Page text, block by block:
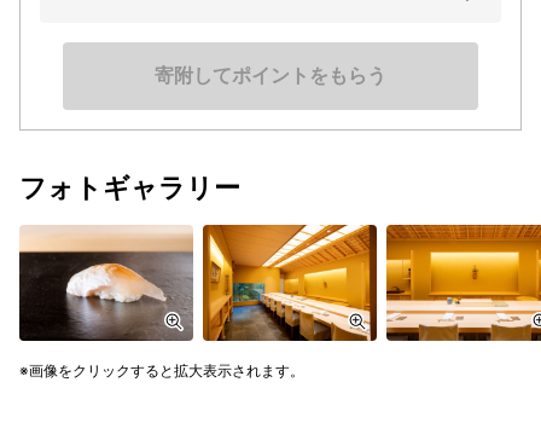
寄附してポイントをもらう
フォトギャラリー
画像をクリックすると拡大表示されます。